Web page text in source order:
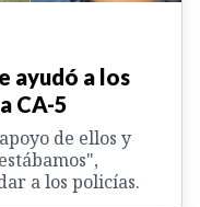
ayudó a los
CA-5
de ellos y
a los policías.